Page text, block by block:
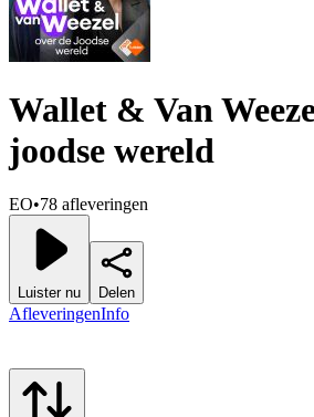
Wallet & Van
joodse wereld
EO•78 afleveringen
Luister nu Delen
AfleveringenInfo